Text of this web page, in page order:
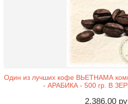
Один из лучших кофе ВЬЕТНАМА
- АРАБИКА - 500 гр. В
2.386,00